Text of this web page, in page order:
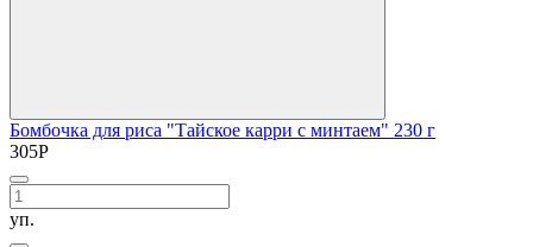
Бомбочка для риса "Тайское карри с минтаем" 230 г
305Р
уп.